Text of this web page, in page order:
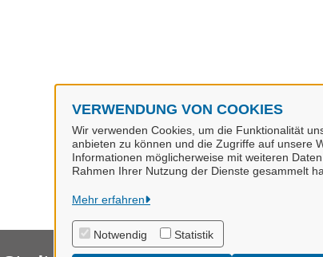
VERWENDUNG VON COOKIES
Wir verwenden Cookies, um die Funktionalität
anbieten zu können und die Zugriffe auf unsere
Informationen möglicherweise mit weiteren
Rahmen Ihrer Nutzung der Dienste gesammelt
Mehr erfahren
Notwendig Statistik